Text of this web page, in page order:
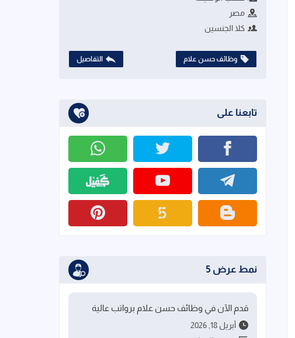
مصر
كلا الجنسين
وظائف حسن علام التفاصيل
تابعنا على
نمط عرض 5
قدم الآن في وظائف حسن علام برواتب عالية
أبريل 18, 2026